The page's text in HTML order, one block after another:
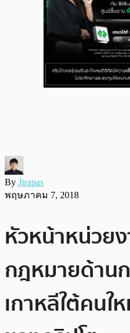
By Jirapas
พฤษภาคม 7, 2018
หัวหน้าหน่วย
กฎหมายด้านก
เกาหลีใต้คนใ